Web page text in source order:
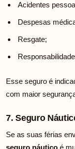
Acidentes
Despesas
Resgate;
Esse seguro é
com maior
7. Seguro
Se as suas férias